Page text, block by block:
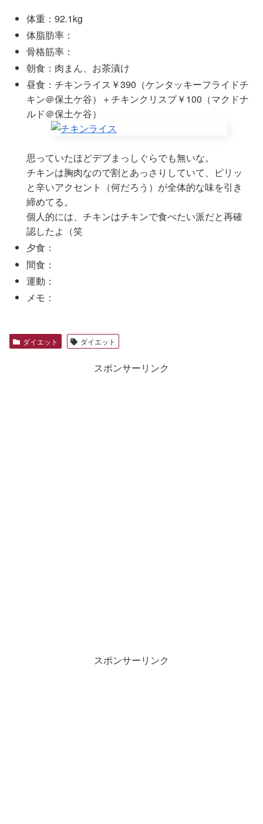
体重：92.1kg
体脂肪率：
骨格筋率：
朝食：肉まん、お茶漬け
昼食：チキンライス￥390（ケンタッキーフライドチ
キン＠保土ケ谷）＋チキンクリスプ￥100（マクドナ
ルド＠保土ケ谷）
思っていたほどデブまっしぐらでも無いな。
チキンは胸肉なので割とあっさりしていて、ピリッ
と辛いアクセント（何だろう）が全体的な味を引き
締めてる。
個人的には、チキンはチキンで食べたい派だと再確
認したよ（笑
夕食：
間食：
運動：
メモ：
ダイエット ダイエット
スポンサーリンク
スポンサーリンク